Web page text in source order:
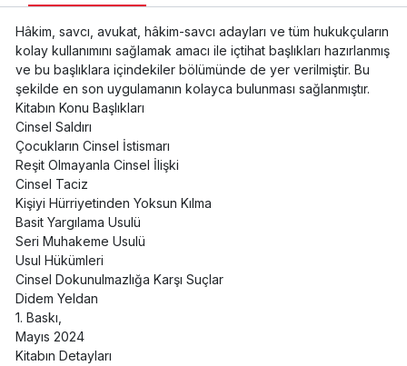
Hâkim, savcı, avukat, hâkim-savcı adayları ve tüm hukukçuların
kolay kullanımını sağlamak amacı ile içtihat başlıkları hazırlanmış
ve bu başlıklara içindekiler bölümünde de yer verilmiştir. Bu
şekilde en son uygulamanın kolayca bulunması sağlanmıştır.
Kitabın Konu Başlıkları
Cinsel Saldırı
Çocukların Cinsel İstismarı
Reşit Olmayanla Cinsel İlişki
Cinsel Taciz
Kişiyi Hürriyetinden Yoksun Kılma
Basit Yargılama Usulü
Seri Muhakeme Usulü
Usul Hükümleri
Cinsel Dokunulmazlığa Karşı Suçlar
Didem Yeldan
1. Baskı,
Mayıs 2024
Kitabın Detayları